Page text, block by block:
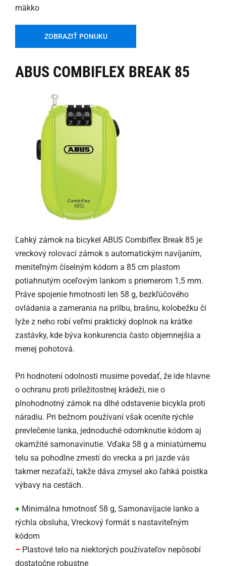
mäkko
ZOBRAZIŤ PONUKU
ABUS COMBIFLEX BREAK 85
Ľahký zámok na bicykel ABUS Combiflex Break 85 je
vreckový rolovací zámok s automatickým navíjaním,
meniteľným číselným kódom a 85 cm plastom
potiahnutým oceľovým lankom s priemerom 1,5 mm.
Práve spojenie hmotnosti len 58 g, bezkľúčového
ovládania a zamerania na prilbu, brašnu, kolobežku či
lyže z neho robí veľmi praktický doplnok na krátke
zastávky, kde býva konkurencia často objemnejšia a
menej pohotová.
Pri hodnotení odolnosti musíme povedať, že ide hlavne
o ochranu proti príležitostnej krádeži, nie o
plnohodnotný zámok na dlhé odstavenie bicykla proti
náradiu. Pri bežnom používaní však oceníte rýchle
prevlečenie lanka, jednoduché odomknutie kódom aj
okamžité samonavinutie. Vďaka 58 g a miniatúrnemu
telu sa pohodlne zmestí do vrecka a pri jazde vás
takmer nezaťaží, takže dáva zmysel ako ľahká poistka
výbavy na cestách.
+ Minimálna hmotnosť 58 g, Samonavíjacie lanko a
rýchla obsluha, Vreckový formát s nastaviteľným
kódom
– Plastové telo na niektorých používateľov nepôsobí
dostatočne robustne